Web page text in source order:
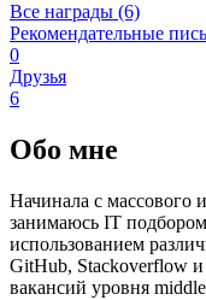
Все награды (6)
Рекомендательные
0
Друзья
6
Обо мне
Начинала с массового
занимаюсь IT
использованием
GitHub, Stackoverflow
вакансий уровня